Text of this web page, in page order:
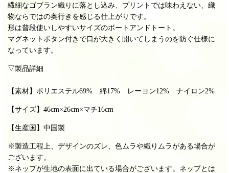
繊細なゴブラン織りに落とし込み、プリントでは味わえない、織
物ならではの奥行きを感じる仕上がりです。
形は普段使いしやすいサイズのボートアンドトート。
マグネットボタン付きで口が大きく開いてしまうのを防ぐ仕様に
なっています。
▽製品詳細
【素材】 ポリエステル69% 綿17% レーヨン12% ナイロン2%
【サイズ】 46cm×26cm×マチ16cm
【生産国】中国製
※製造工程上、デザインのズレ、色ムラや織りムラがある場合が
ございます。
※ネップが生地の表面に出ている場合がございます。ネップとは